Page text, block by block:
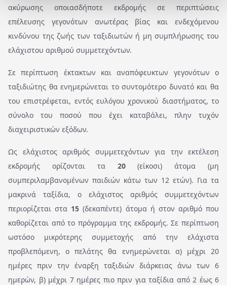
ακύρωσης οποιασδήποτε εκδρομής σε περιπτώσεις
επέλευσης γεγονότων ανωτέρας βίας και ενδεχόμενου
κινδύνου της ζωής των ταξιδιωτών ή μη συμπλήρωσης του
ελάχιστου αριθμού συμμετεχόντων.
Σε περίπτωση έκτακτων και αναπόφευκτων γεγονότων ο
ταξιδιώτης θα ενημερώνεται το συντομότερο δυνατό και θα
του επιστρέφεται, εντός ευλόγου χρονικού διαστήματος, το
σύνολο του ποσού που έχει καταβάλει, πλην τυχόν
διαχειριστικών εξόδων.
Ως ελάχιστος αριθμός συμμετεχόντων για την εκτέλεση
εκδρομής ορίζονται τα 20(είκοσι) άτομα (μη
συμπεριλαμβανομένων παιδιών κάτω των 12 ετών). Για τα
μακρινά ταξίδια, ο ελάχιστος αριθμός συμμετεχόντων
περιορίζεται στα 15 (δεκαπέντε) άτομα ή στον αριθμό που
καθορίζεται από το πρόγραμμα της εκδρομής. Σε περίπτωση
ωστόσο μικρότερης συμμετοχής από την ελάχιστα
προβλεπόμενη, ο πελάτης θα ενημερώνεται α) μέχρι 20
ημέρες πριν την έναρξη ταξιδιών διάρκειας άνω των 6
ημερών, β) μέχρι 7 ημέρες πιο πριν για ταξίδια από 2 έως 6